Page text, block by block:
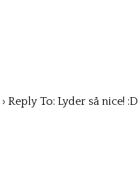
› Reply To: Lyder så nice! :D